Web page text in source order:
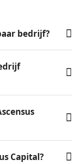
bedrijf?
Capital?